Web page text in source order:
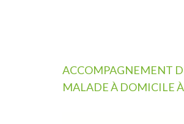
Navigation
de
ACCOMPAGNEMENT
MALADE À DOMICILE